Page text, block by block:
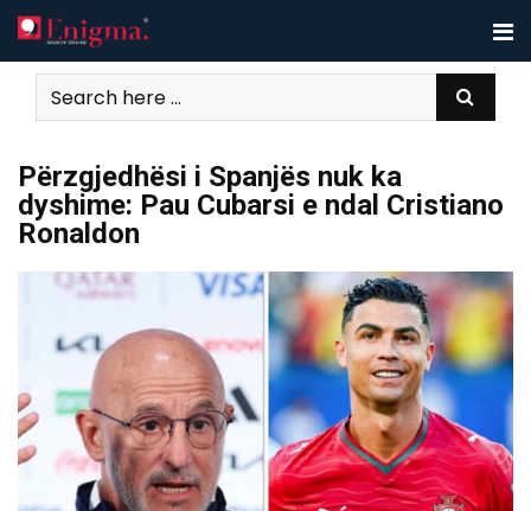
Skip
to
content
Përzgjedhësi i Spanjës nuk ka
dyshime: Pau Cubarsi e ndal Cristiano
Ronaldon